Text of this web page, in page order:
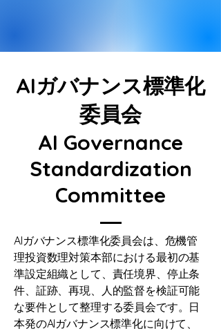
AIガバナンス標準化
委員会
AI Governance
Standardization
Committee
AIガバナンス標準化委員会は、危機管
理投資数理対策本部における最初の基
準設定組織として、責任境界、停止条
件、証跡、再現、人的監督を検証可能
な要件として整理する委員会です。日
本発のAIガバナンス標準化に向けて、